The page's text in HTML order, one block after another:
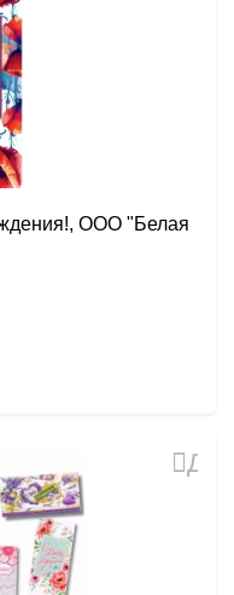
ООО "Белая